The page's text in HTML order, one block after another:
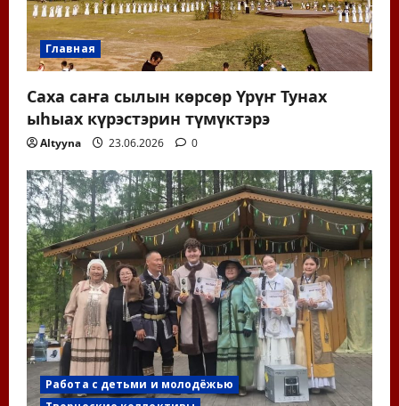
Главная
Саха саҥа сылын көрсөр Үрүҥ Тунах
ыһыах күрэстэрин түмүктэрэ
Altyyna 23.06.2026 0
Работа с детьми и молодёжью